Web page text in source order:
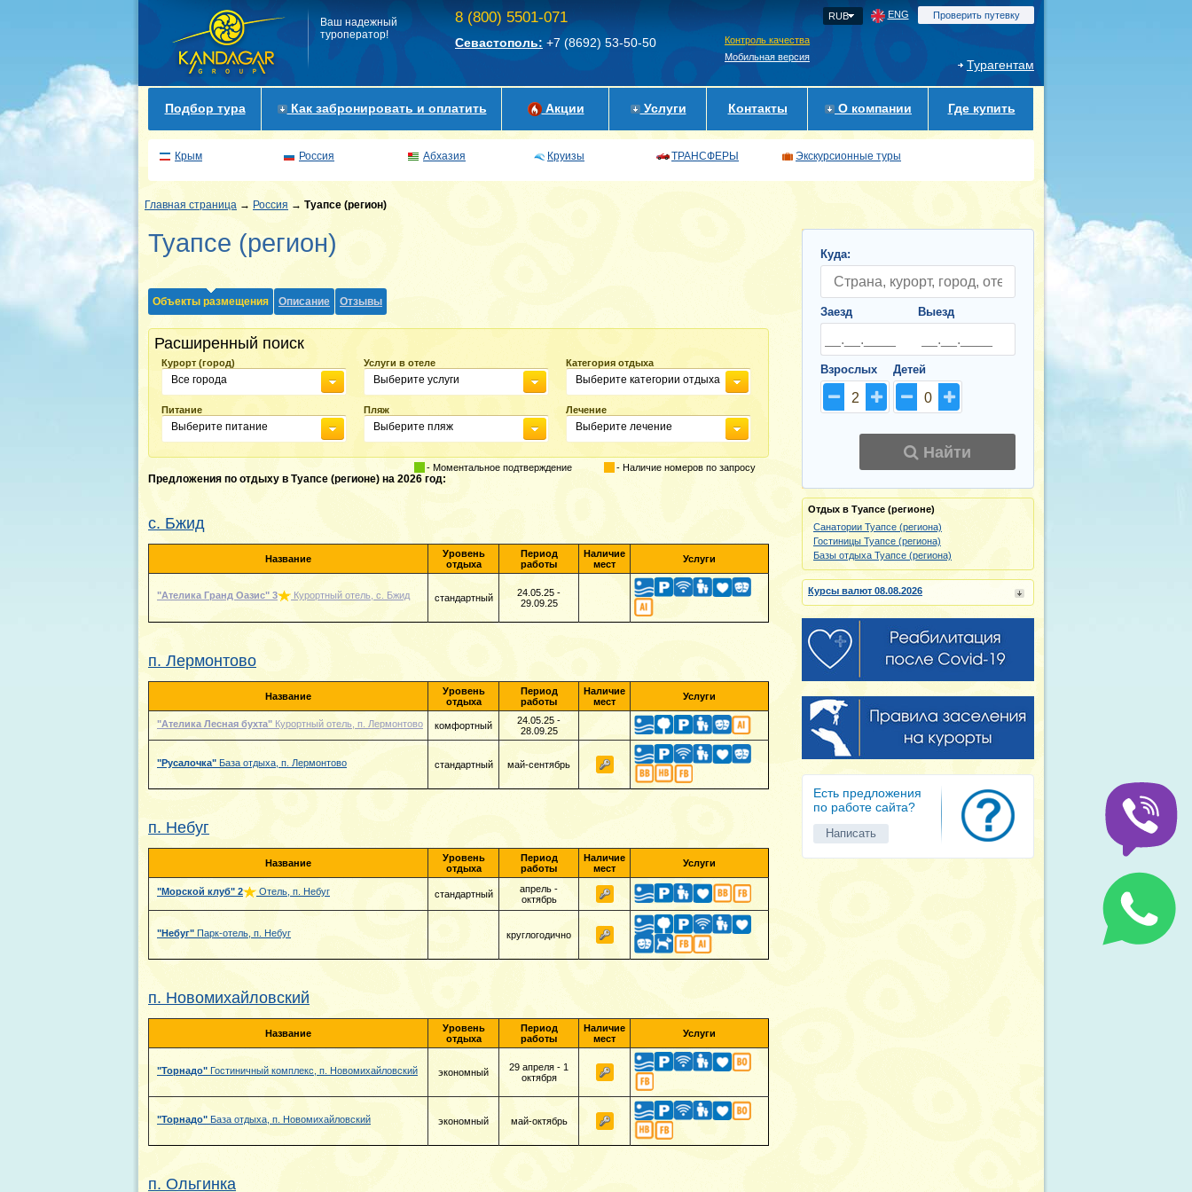
Ваш надежный
туроператор!
8 (800) 5501-071
Севастополь: +7 (8692) 53-50-50
Контроль качества
Мобильная версия
RUB ENG Проверить путевку
Турагентам
Подбор тура Как забронировать и оплатить Акции Услуги Контакты О компании Где купить
Крым Россия Абхазия Круизы ТРАНСФЕРЫ Экскурсионные туры
Главная страница → Россия → Туапсе (регион)
Туапсе (регион)
Объекты размещения Описание Отзывы
Расширенный поиск
Курорт (город)
Все города
Услуги в отеле
Выберите услуги
Категория отдыха
Выберите категории отдыха
Питание
Выберите питание
Пляж
Выберите пляж
Лечение
Выберите лечение
- Моментальное подтверждение - Наличие номеров по запросу
Предложения по отдыху в Туапсе (регионе) на 2026 год:
с. Бжид
Название
Уровень
отдыха
Период
работы
Наличие
мест
Услуги
"Ателика Гранд Оазис" 3 Курортный отель, с. Бжид стандартный
24.05.25 -
29.09.25
п. Лермонтово
Название
Уровень
отдыха
Период
работы
Наличие
мест
Услуги
"Ателика Лесная бухта" Курортный отель, п. Лермонтово комфортный
24.05.25 -
28.09.25
"Русалочка" База отдыха, п. Лермонтово стандартный май-сентябрь
п. Небуг
Название
Уровень
отдыха
Период
работы
Наличие
мест
Услуги
"Морской клуб" 2 Отель, п. Небуг стандартный
апрель -
октябрь
"Небуг" Парк-отель, п. Небуг круглогодично
п. Новомихайловский
Название
Уровень
отдыха
Период
работы
Наличие
мест
Услуги
"Торнадо" Гостиничный комплекс, п. Новомихайловский экономный
29 апреля - 1
октября
"Торнадо" База отдыха, п. Новомихайловский экономный май-октябрь
п. Ольгинка
Куда:
Заезд Выезд
Взрослых
2
Детей
0
Найти
Отдых в Туапсе (регионе)
Санатории Туапсе (региона)
Гостиницы Туапсе (региона)
Базы отдыха Туапсе (региона)
Курсы валют 08.08.2026
Есть предложения
по работе сайта?
Написать